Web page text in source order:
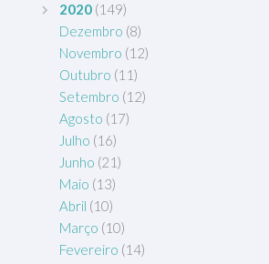
2020 (149)
Dezembro (8)
Novembro (12)
Outubro (11)
Setembro (12)
Agosto (17)
Julho (16)
Junho (21)
Maio (13)
Abril (10)
Março (10)
Fevereiro (14)